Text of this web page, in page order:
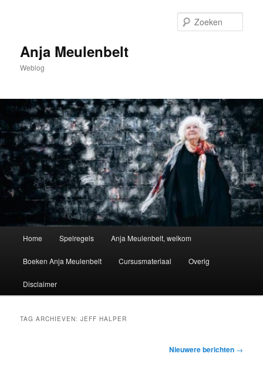
inhoud
inhoudAnja Meulenbelt
Weblog
Home Spelregels Anja Meulenbelt, welkom
Boeken Anja Meulenbelt Cursusmateriaal Overig
Disclaimer
TAG ARCHIEVEN:JEFF HALPER
Nieuwere berichten →